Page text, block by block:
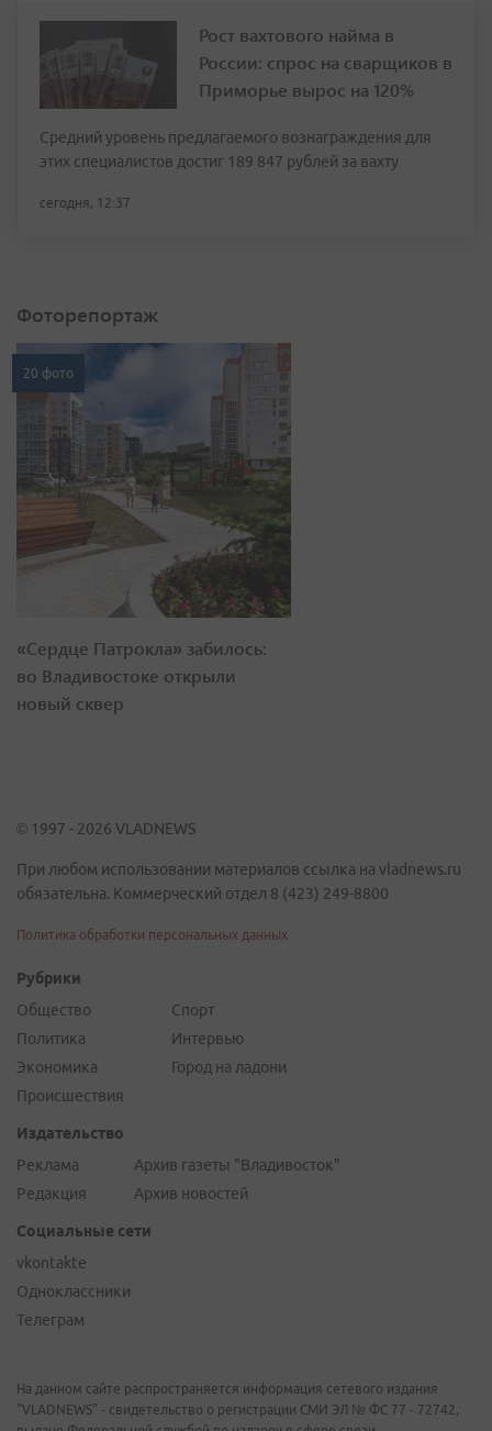
Рост вахтового найма в
России: спрос на сварщиков в
Приморье вырос на 120%
Средний уровень предлагаемого вознаграждения для
этих специалистов достиг 189 847 рублей за вахту
сегодня, 12:37
Фоторепортаж
20 фото
«Сердце Патрокла» забилось:
во Владивостоке открыли
новый сквер
© 1997 - 2026 VLADNEWS
При любом использовании материалов ссылка на vladnews.ru
обязательна. Коммерческий отдел 8 (423) 249-8800
Политика обработки персональных данных
Рубрики
Общество
Политика
Экономика
Происшествия
Спорт
Интервью
Город на ладони
Издательство
Реклама
Редакция
Архив газеты "Владивосток"
Архив новостей
Социальные сети
vkontakte
Одноклассники
Телеграм
На данном сайте распространяется информация сетевого издания
"VLADNEWS" - свидетельство о регистрации СМИ ЭЛ № ФС 77 - 72742,